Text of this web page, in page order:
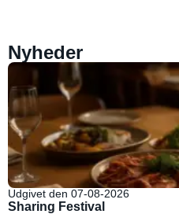
Nyheder
Udgivet den 07-08-2026
Sharing Festival